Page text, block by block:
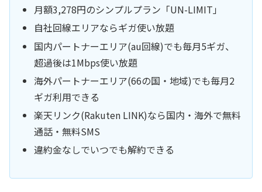
月額3,278円のシンプルプラン「UN-LIMIT」
自社回線エリアならギガ使い放題
国内パートナーエリア(au回線)でも毎月5ギガ、
超過後は1Mbps使い放題
海外パートナーエリア(66の国・地域)でも毎月2
ギガ利用できる
楽天リンク(Rakuten LINK)なら国内・海外で無料
通話・無料SMS
違約金なしでいつでも解約できる